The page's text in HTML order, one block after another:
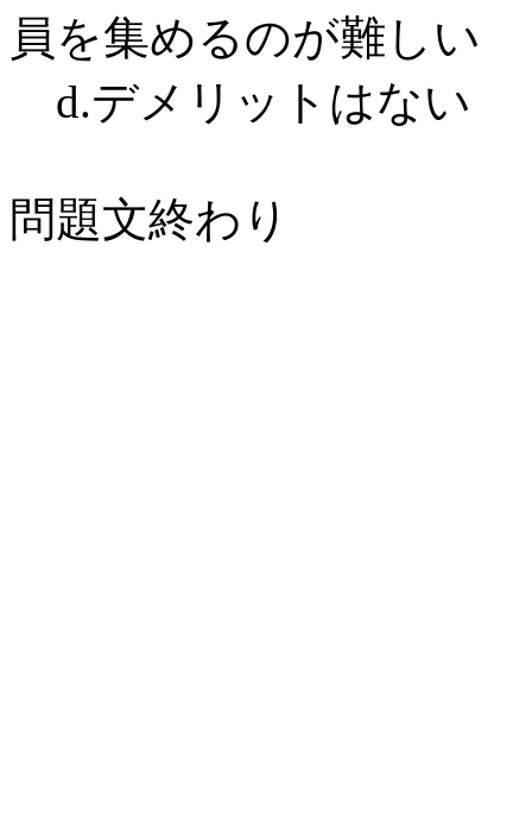
員を集めるのが難しい
d.デメリットはない
問題文終わり